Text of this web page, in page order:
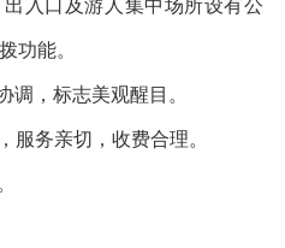
功能。
，标志美观醒目。
务亲切，收费合理。